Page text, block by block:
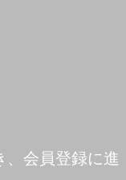
、会員登録に進